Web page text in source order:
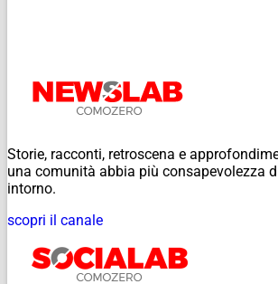
Storie, racconti, retroscena e
una comunità abbia più consapevolezza
intorno.
scopri il canale